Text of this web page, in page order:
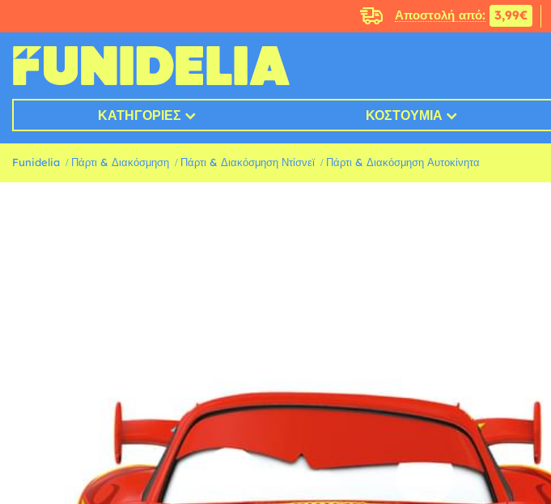
Αποστολή από: 3,99€
ΚΑΤΗΓΟΡΊΕΣ ΚΟΣΤΟΎΜΙΑ
Funidelia Πάρτι & Διακόσμηση Πάρτι & Διακόσμηση Ντίσνεϊ Πάρτι & Διακόσμηση Αυτοκίνητα